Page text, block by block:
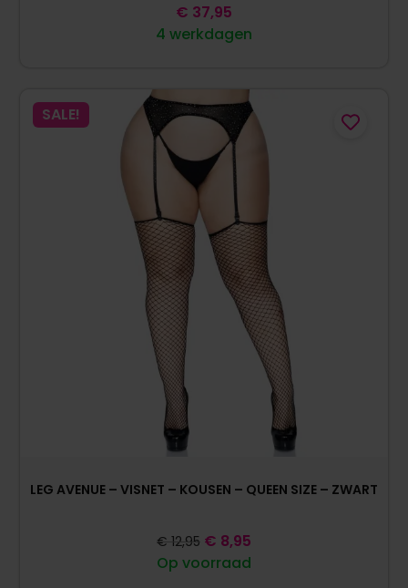
4 werkdagen
€ 37,95
SALE!
LEG AVENUE – VISNET – KOUSEN – QUEEN SIZE – ZWART
Op voorraad
€ 12,95 € 8,95